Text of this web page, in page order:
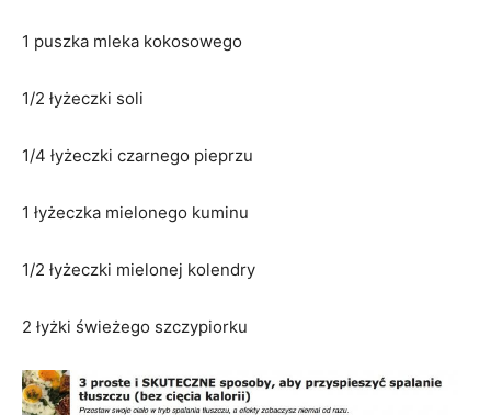
1 puszka mleka kokosowego
1/2 łyżeczki soli
1/4 łyżeczki czarnego pieprzu
1 łyżeczka mielonego kuminu
1/2 łyżeczki mielonej kolendry
2 łyżki świeżego szczypiorku